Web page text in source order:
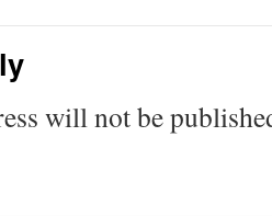
will not be